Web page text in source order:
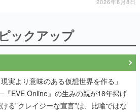
ックアップ
現実より意味のある仮想世界を作る」
『EVE Online』の生みの親が18年掲げ
る”クレイジーな宣言”は、比喩ではな